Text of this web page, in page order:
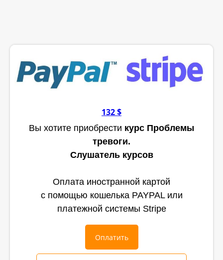
132 $
Вы хотите приобрести курс Проблемы
тревоги.
Слушатель курсов
Оплата иностранной картой
с помощью кошелька PAYPAL или
платежной системы Stripe
Оплатить